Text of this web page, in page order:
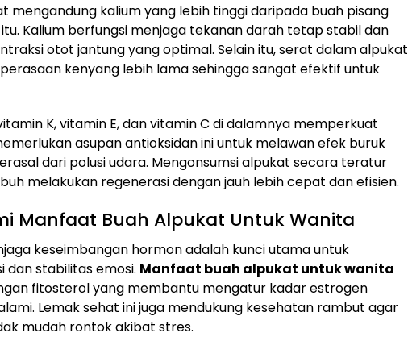
mengandung kalium yang lebih tinggi daripada buah pisang
Kalium berfungsi menjaga tekanan darah tetap stabil dan
otot jantung yang optimal. Selain itu, serat dalam alpukat
kenyang lebih lama sehingga sangat efektif untuk
K, vitamin E, dan vitamin C di dalamnya memperkuat
asupan antioksidan ini untuk melawan efek buruk
dari polusi udara. Mengonsumsi alpukat secara teratur
melakukan regenerasi dengan jauh lebih cepat dan efisien.
Manfaat Buah Alpukat Untuk Wanita
keseimbangan hormon adalah kunci utama untuk
dan stabilitas emosi. Manfaat buah alpukat untuk wanita
fitosterol yang membantu mengatur kadar estrogen
Lemak sehat ini juga mendukung kesehatan rambut agar
mudah rontok akibat stres.